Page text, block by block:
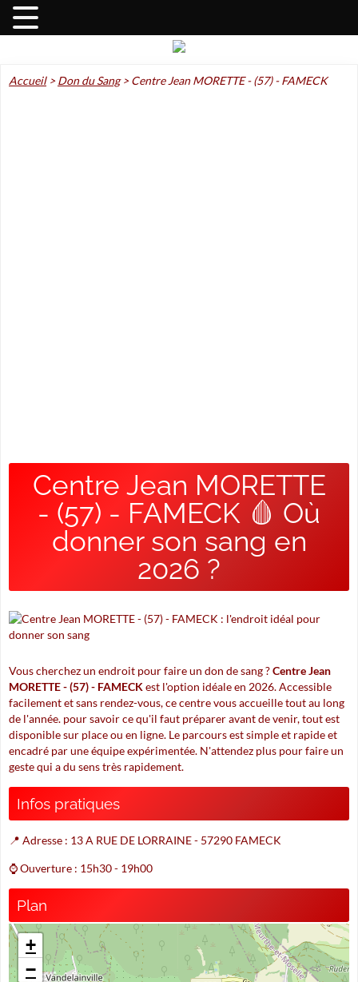
Accueil>Don du Sang>Centre Jean MORETTE - (57) - FAMECK
Centre Jean MORETTE
- (57) - FAMECK 🩸 Où
donner son sang en
2026 ?
Vous cherchez un endroit pour faire un don de sang ?Centre Jean
MORETTE - (57) - FAMECKest l'option idéale en 2026. Accessible
facilement et sans rendez-vous, ce centre vous accueille tout au long
de l'année. pour savoir ce qu'il faut préparer avant de venir, tout est
disponible sur place ou en ligne. Le parcours est simple et rapide et
encadré par une équipe expérimentée. N'attendez plus pour faire un
geste qui a du sens très rapidement.
Infos pratiques
📍 Adresse : 13 A RUE DE LORRAINE - 57290 FAMECK
⌚ Ouverture : 15h30 - 19h00
Plan
+
−